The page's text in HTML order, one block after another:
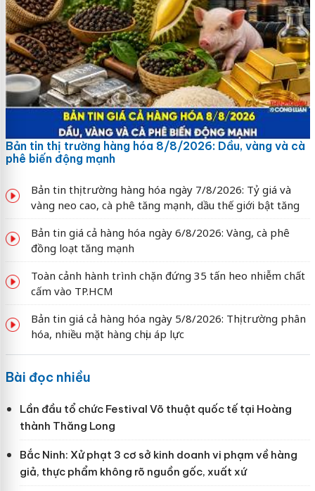
Bản tin thị trường hàng hóa 8/8/2026: Dầu, vàng và cà
phê biến động mạnh
Bản tin thị trường hàng hóa ngày 7/8/2026: Tỷ giá và
vàng neo cao, cà phê tăng mạnh, dầu thế giới bật tăng
Bản tin giá cả hàng hóa ngày 6/8/2026: Vàng, cà phê
đồng loạt tăng mạnh
Toàn cảnh hành trình chặn đứng 35 tấn heo nhiễm chất
cấm vào TP.HCM
Bản tin giá cả hàng hóa ngày 5/8/2026: Thị trường phân
hóa, nhiều mặt hàng chịu áp lực
Bài đọc nhiều
Lần đầu tổ chức Festival Võ thuật quốc tế tại Hoàng
thành Thăng Long
Bắc Ninh: Xử phạt 3 cơ sở kinh doanh vi phạm về hàng
giả, thực phẩm không rõ nguồn gốc, xuất xứ